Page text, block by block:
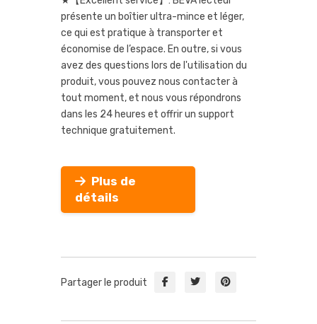
présente un boîtier ultra-mince et léger,
ce qui est pratique à transporter et
économise de l’espace. En outre, si vous
avez des questions lors de l'utilisation du
produit, vous pouvez nous contacter à
tout moment, et nous vous répondrons
dans les 24 heures et offrir un support
technique gratuitement.
Plus de
détails
Partager le produit